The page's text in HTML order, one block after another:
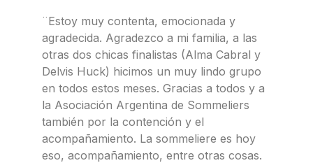
¨Estoy muy contenta, emocionada y
agradecida. Agradezco a mi familia, a las
otras dos chicas finalistas (Alma Cabral y
Delvis Huck) hicimos un muy lindo grupo
en todos estos meses. Gracias a todos y a
la Asociación Argentina de Sommeliers
también por la contención y el
acompañamiento. La sommeliere es hoy
eso, acompañamiento, entre otras cosas.